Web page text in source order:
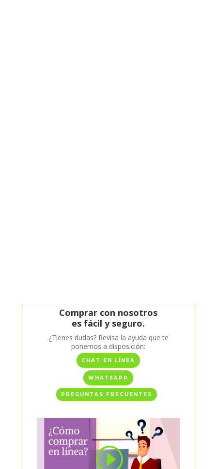
Comprar con nosotros
es fácil y seguro.
¿Tienes dudas? Revisa la ayuda que te
ponemos a disposición:
CHAT EN LÍNEA
WHATSAPP
PREGUNTAS FRECUENTES